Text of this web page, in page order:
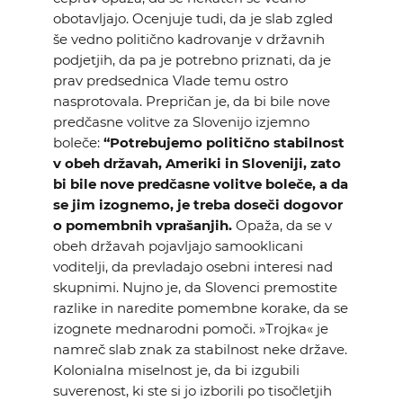
obotavljajo. Ocenjuje tudi, da je slab zgled
še vedno politično kadrovanje v državnih
podjetjih, da pa je potrebno priznati, da je
prav predsednica Vlade temu ostro
nasprotovala. Prepričan je, da bi bile nove
predčasne volitve za Slovenijo izjemno
boleče: “Potrebujemo politično stabilnost
v obeh državah, Ameriki in Sloveniji, zato
bi bile nove predčasne volitve boleče, a da
se jim izognemo, je treba doseči dogovor
o pomembnih vprašanjih.Opaža, da se v
obeh državah pojavljajo samooklicani
voditelji, da prevladajo osebni interesi nad
skupnimi. Nujno je, da Slovenci premostite
razlike in naredite pomembne korake, da se
izognete mednarodni pomoči. »Trojka« je
namreč slab znak za stabilnost neke države.
Kolonialna miselnost je, da bi izgubili
suverenost, ki ste si jo izborili po tisočletjih